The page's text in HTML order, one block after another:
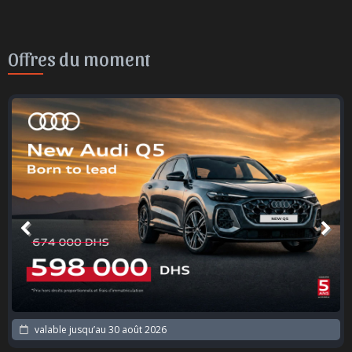
Offres du moment
valable jusqu’au 30 août 2026